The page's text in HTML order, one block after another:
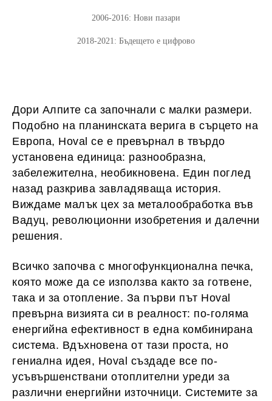
2006-2016: Нови пазари
2018-2021: Бъдещето е цифрово
Дори Алпите са започнали с малки размери.
Подобно на планинската верига в сърцето на
Европа, Hoval се е превърнал в твърдо
установена единица: разнообразна,
забележителна, необикновена. Един поглед
назад разкрива завладяваща история.
Виждаме малък цех за металообработка във
Вадуц, революционни изобретения и далечни
решения.
Всичко започва с многофункционална печка,
която може да се използва както за готвене,
така и за отопление. За първи път Hoval
превърна визията си в реалност: по-голяма
енергийна ефективност в една комбинирана
система. Вдъхновена от тази проста, но
гениална идея, Hoval създаде все по-
усъвършенствани отоплителни уреди за
различни енергийни източници. Системите за